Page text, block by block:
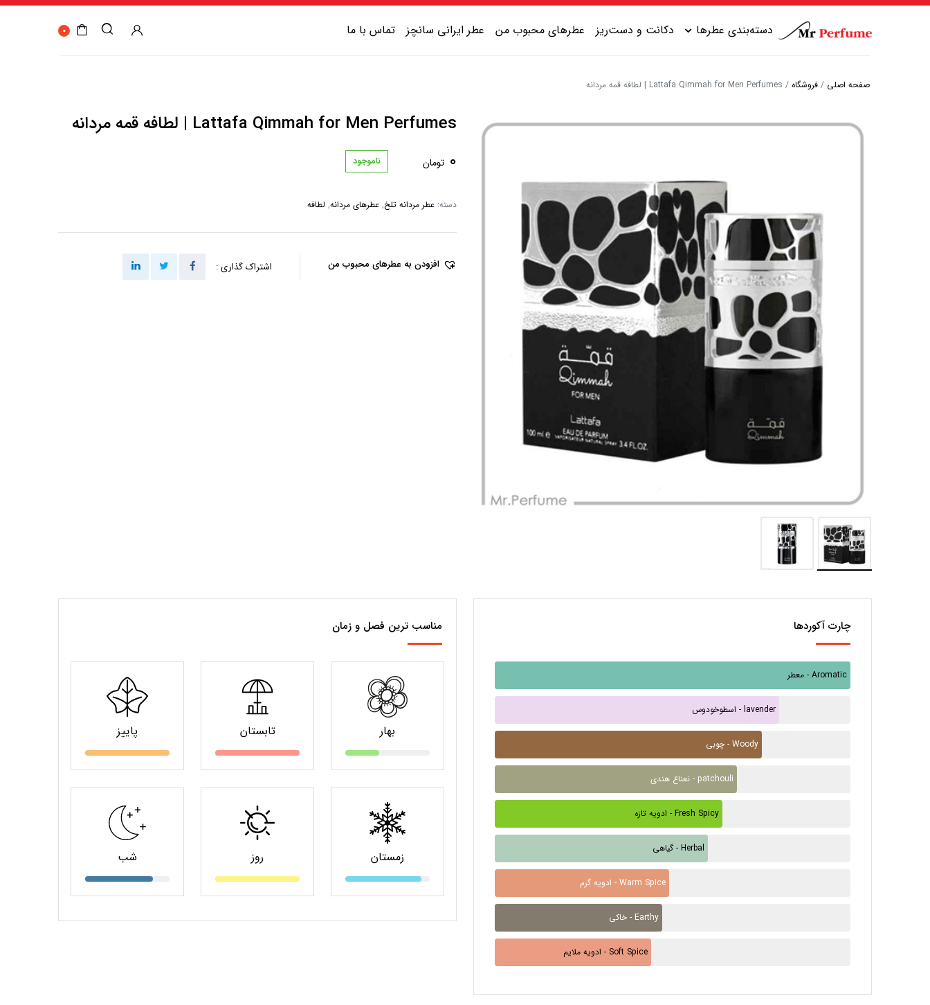
دسته‌بندی عطرها
عطر زنانه گرم
عطر مردانه تلخ
عطر یونیسکس تلخ
دکانت و دست‌ریز عطرهای محبوب من عطر ایرانی سانچز تماس با ما 0
صفحه اصلی / فروشگاه / Lattafa Qimmah for Men Perfumes | لطافه قمه مردانه
Lattafa Qimmah for Men Perfumes | لطافه قمه مردانه
0 تومان ناموجود
دسته: عطر مردانه تلخ, عطرهای مردانه, لطافه
افزودن به عطرهای محبوب من اشتراک گذاری :
چارت آکوردها
معطر - Aromatic
اسطوخودوس - lavender
چوبی - Woody
نعناع هندی - patchouli
ادویه تازه - Fresh Spicy
گیاهی - Herbal
ادویه گرم - Warm Spice
خاکی - Earthy
ادویه ملایم - Soft Spice
مناسب ترین فصل و زمان
بهار تابستان پاییز
زمستان روز شب